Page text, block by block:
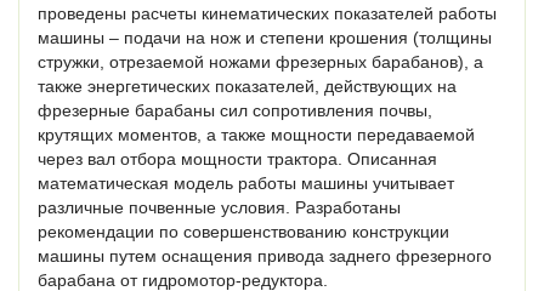
проведены расчеты кинематических показателей работы
машины – подачи на нож и степени крошения (толщины
стружки, отрезаемой ножами фрезерных барабанов), а
также энергетических показателей, действующих на
фрезерные барабаны сил сопротивления почвы,
крутящих моментов, а также мощности передаваемой
через вал отбора мощности трактора. Описанная
математическая модель работы машины учитывает
различные почвенные условия. Разработаны
рекомендации по совершенствованию конструкции
машины путем оснащения привода заднего фрезерного
барабана от гидромотор-редуктора.